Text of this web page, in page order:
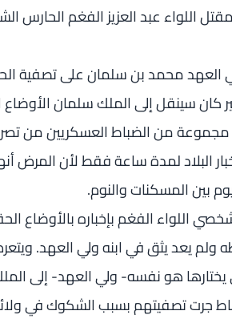
عبد العزيز الفغم الحارس
العهد محمد بن سلمان على تصفية
كان سينقل إلى الملك سلمان
مجموعة من الضباط العسكريين من
البلاد لمدة ساعة فقط لأن المرض
بين المسكنات والنوم.
اللواء الفغم بإخباره بالأوضاع
ولم يعد يثق في ابنه ولي العهد.
يختارها هو نفسه- ولي العهد- إلى
جرت تصفيتهم بسبب الشكوك في